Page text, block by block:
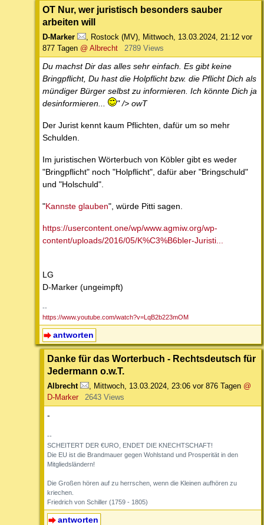
OT Nur, wer juristisch besonders sauber
arbeiten will
D-Marker Rostock (MV) Mittwoch, 13.03.2024, 21:12 vor
877 Tagen @ Albrecht 2789 Views
Du machst Dir das alles sehr einfach. Es gibt keine
Bringpflicht, Du hast die Holpflicht bzw. die Pflicht Dich als
mündiger Bürger selbst zu informieren. Ich könnte Dich ja
desinformieren...
" /> owT
Der Jurist kennt kaum Pflichten, dafür um so mehr
Schulden.
Im juristischen Wörterbuch von Köbler gibt es weder
"Bringpflicht" noch "Holpflicht", dafür aber "Bringschuld"
und "Holschuld".
"Kannste glauben", würde Pitti sagen.
https://usercontent.one/wp/www.agmiw.org/wp-
content/uploads/2016/05/K%C3%B6bler-Juristi...
LG
D-Marker (ungeimpft)
--
https://www.youtube.com/watch?v=LqB2b223mOM
antworten
Danke für das Worterbuch - Rechtsdeutsch für
Jedermann o.w.T.
Albrecht Mittwoch, 13.03.2024, 23:06 vor 876 Tagen @
D-Marker
2643 Views
-
--
SCHEITERT DER €URO, ENDET DIE KNECHTSCHAFT!
Die EU ist die Brandmauer gegen Wohlstand und Prosperität in den
Mitgliedsländern!
Die Großen hören auf zu herrschen, wenn die Kleinen aufhören zu
kriechen.
Friedrich von Schiller (1759 - 1805)
antworten